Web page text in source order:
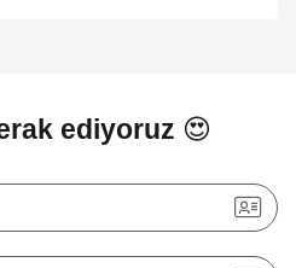
ediyoruz 😍